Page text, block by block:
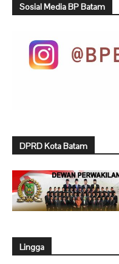
Sosial Media BP Batam
DPRD Kota Batam
Lingga